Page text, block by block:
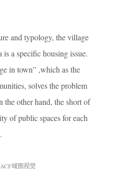
and typology, the village
a specific housing issue.
in town” ,which as the
solves the problem
other hand, the short of
of public spaces for each
域图视觉